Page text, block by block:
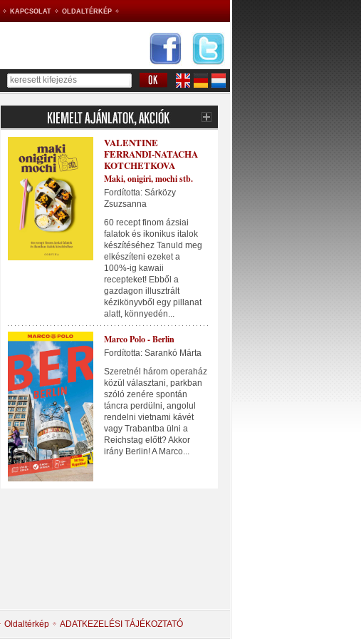
KAPCSOLAT OLDALTÉRKÉP
VALENTINE
FERRANDI-NATACHA
KOTCHETKOVA
Maki, onigiri, mochi stb.
Fordította: Sárközy
Zsuzsanna
60 recept finom ázsiai
falatok és ikonikus italok
készítéséhez Tanuld meg
elkészíteni ezeket a
100%-ig kawaii
recepteket! Ebből a
gazdagon illusztrált
kézikönyvből egy pillanat
alatt, könnyedén...
Marco Polo - Berlin
Fordította: Sarankó Márta
Szeretnél három operaház
közül választani, parkban
szóló zenére spontán
táncra perdülni, angolul
rendelni vietnami kávét
vagy Trabantba ülni a
Reichstag előtt? Akkor
irány Berlin! A Marco...
Oldaltérkép ADATKEZELÉSI TÁJÉKOZTATÓ